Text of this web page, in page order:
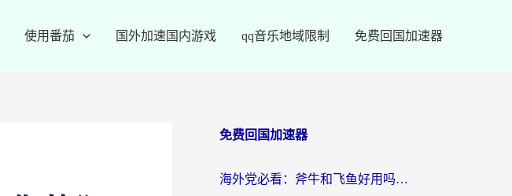
使用番茄 国外加速国内游戏 qq音乐地域限制 免费回国加速器
免费回国加速器
海外党必看：斧牛和飞鱼好用吗？3步选对回国加速器，无缝刷剧玩国服